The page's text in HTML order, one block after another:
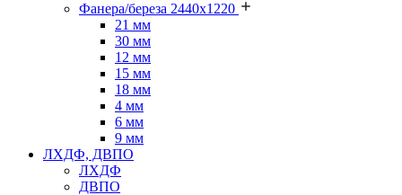
Фанера/береза 2440х1220
21 мм
30 мм
12 мм
15 мм
18 мм
4 мм
6 мм
9 мм
ЛХДФ, ДВПО
ЛХДФ
ДВПО